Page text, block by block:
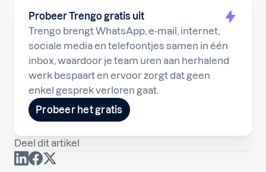
Probeer Trengo gratis uit
Trengo brengt WhatsApp, e-mail, internet,
sociale media en telefoontjes samen in één
inbox, waardoor je team uren aan herhalend
werk bespaart en ervoor zorgt dat geen
enkel gesprek verloren gaat.
Probeer het gratis
Deel dit artikel